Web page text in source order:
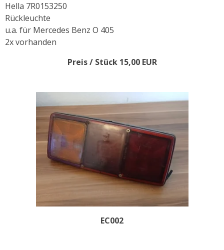
Hella 7R0153250
Rückleuchte
u.a. für Mercedes Benz O 405
2x vorhanden
Preis / Stück 15,00 EUR
EC002